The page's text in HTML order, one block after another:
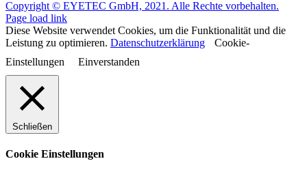
Copyright © EYETEC GmbH, 2021. Alle Rechte vorbehalten.
Page load link
Diese Website verwendet Cookies, um die Funktionalität und die
Leistung zu optimieren. Datenschutzerklärung
Cookie-
Einstellungen
Einverstanden
Schließen
Cookie Einstellungen